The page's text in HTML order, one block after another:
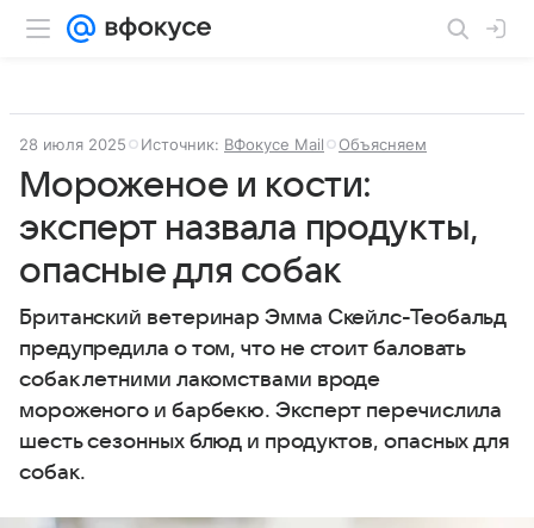
28 июля 2025 Источник: ВФокусе Mail Объясняем
Мороженое и кости:
эксперт назвала продукты,
опасные для собак
Британский ветеринар Эмма Скейлс-Теобальд
предупредила о том, что не стоит баловать
собак летними лакомствами вроде
мороженого и барбекю. Эксперт перечислила
шесть сезонных блюд и продуктов, опасных для
собак.